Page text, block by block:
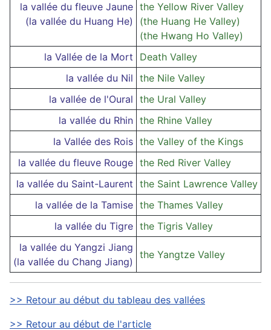
la vallée du fleuve Jaune
(la vallée du Huang He)
the Yellow River Valley
(the Huang He Valley)
(the Hwang Ho Valley)
la Vallée de la Mort
Death Valley
la vallée du Nil the Nile Valley
la vallée de l'Oural the Ural Valley
la vallée du Rhin the Rhine Valley
la Vallée des Rois the Valley of the Kings
la vallée du fleuve Rouge the Red River Valley
la vallée du Saint-Laurent the Saint Lawrence Valley
la vallée de la Tamise the Thames Valley
la vallée du Tigre the Tigris Valley
la vallée du Yangzi Jiang
(la vallée du Chang Jiang)
the Yangtze Valley
>> Retour au début du tableau des vallées
>> Retour au début de l'article